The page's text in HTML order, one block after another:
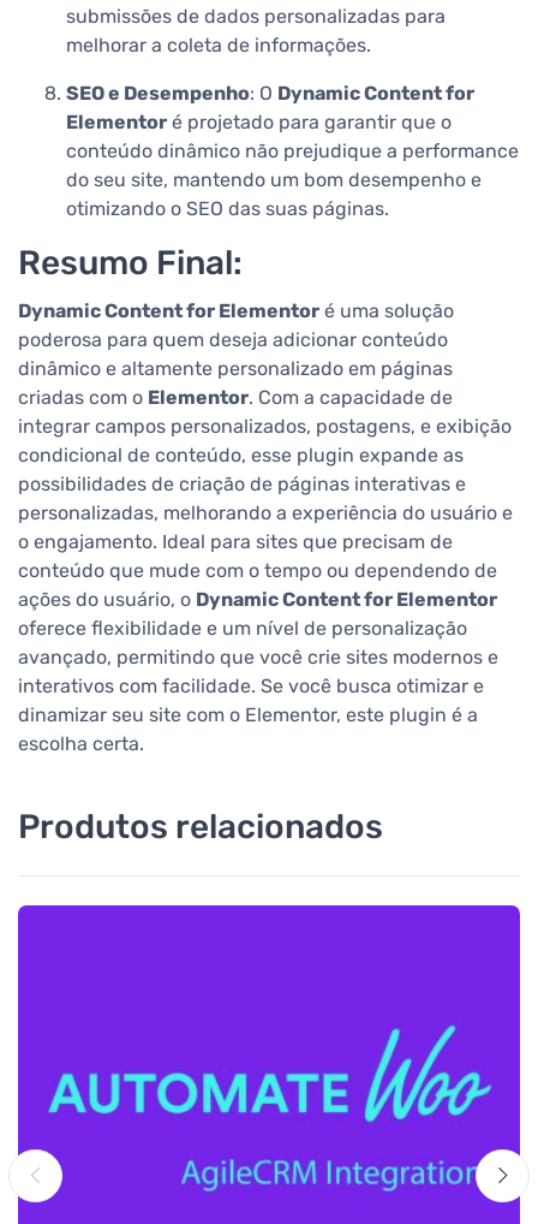
submissões de dados personalizadas para
melhorar a coleta de informações.
SEO e Desempenho: O Dynamic Content for
Elementor é projetado para garantir que o
conteúdo dinâmico não prejudique a performance
do seu site, mantendo um bom desempenho e
otimizando o SEO das suas páginas.
Resumo Final:
Dynamic Content for Elementor é uma solução
poderosa para quem deseja adicionar conteúdo
dinâmico e altamente personalizado em páginas
criadas com o Elementor. Com a capacidade de
integrar campos personalizados, postagens, e exibição
condicional de conteúdo, esse plugin expande as
possibilidades de criação de páginas interativas e
personalizadas, melhorando a experiência do usuário e
o engajamento. Ideal para sites que precisam de
conteúdo que mude com o tempo ou dependendo de
ações do usuário, o Dynamic Content for Elementor
oferece flexibilidade e um nível de personalização
avançado, permitindo que você crie sites modernos e
interativos com facilidade. Se você busca otimizar e
dinamizar seu site com o Elementor, este plugin é a
escolha certa.
Produtos relacionados